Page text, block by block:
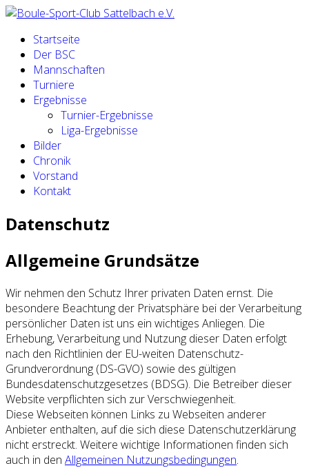
Startseite
Der BSC
Mannschaften
Turniere
Ergebnisse
Turnier-Ergebnisse
Liga-Ergebnisse
Bilder
Chronik
Vorstand
Kontakt
Datenschutz
Allgemeine Grundsätze
Wir nehmen den Schutz Ihrer privaten Daten ernst. Die
besondere Beachtung der Privatsphäre bei der Verarbeitung
persönlicher Daten ist uns ein wichtiges Anliegen. Die
Erhebung, Verarbeitung und Nutzung dieser Daten erfolgt
nach den Richtlinien der EU-weiten Datenschutz-
Grundverordnung (DS-GVO) sowie des gültigen
Bundesdatenschutzgesetzes (BDSG). Die Betreiber dieser
Website verpflichten sich zur Verschwiegenheit.
Diese Webseiten können Links zu Webseiten anderer
Anbieter enthalten, auf die sich diese Datenschutzerklärung
nicht erstreckt. Weitere wichtige Informationen finden sich
auch in den Allgemeinen Nutzungsbedingungen.